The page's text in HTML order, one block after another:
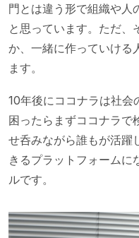
門とは違う形で組織や人
と思っています。ただ、
か、一緒に作っていける
ます。
10年後にココナラは社会
困ったらまずココナラで
せ呑みながら誰もが活躍
きるプラットフォームに
ルです。